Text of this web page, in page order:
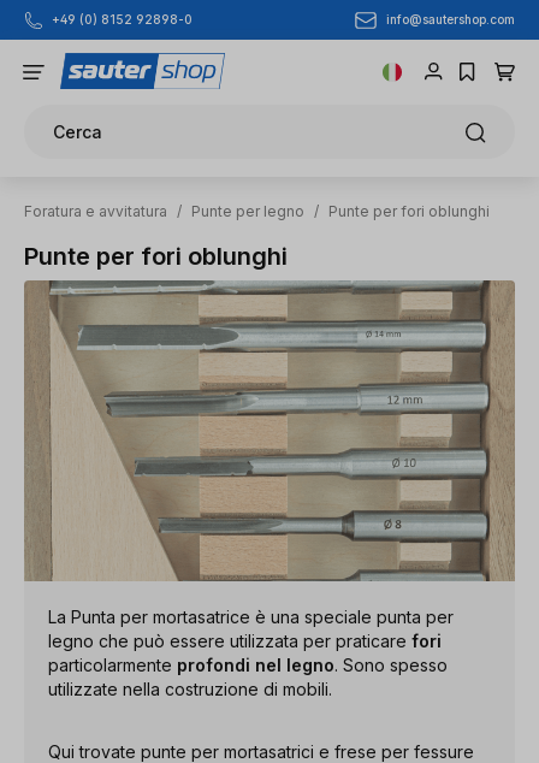
Passa al contenuto principale
+49 (0) 8152 92898-0 info@sautershop.com
Cerca
Foratura e avvitatura / Punte per legno / Punte per fori oblunghi
Punte per fori oblunghi
La Punta per mortasatrice è una speciale punta per
legno che può essere utilizzata per praticare fori
particolarmente profondi nel legno. Sono spesso
utilizzate nella costruzione di mobili.
Qui trovate punte per mortasatrici e frese per fessure